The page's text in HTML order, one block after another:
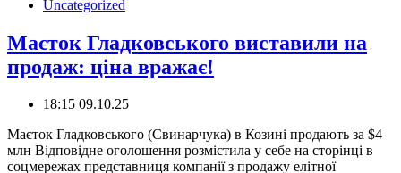
Uncategorized
Маєток Гладковського виставили на
продаж: ціна вражає!
18:15 09.10.25
Маєток Гладковського (Свинарчука) в Козині продають за $4
млн Відповідне оголошення розмістила у себе на сторінці в
соцмережах представниця компанії з продажу елітної